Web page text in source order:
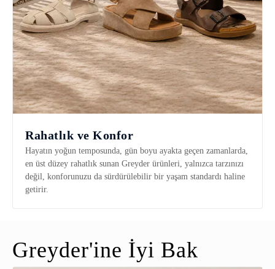
Rahatlık ve Konfor
Hayatın yoğun temposunda, gün boyu ayakta geçen zamanlarda,
en üst düzey rahatlık sunan Greyder ürünleri, yalnızca tarzınızı
değil, konforunuzu da sürdürülebilir bir yaşam standardı haline
getirir.
Greyder'ine İyi Bak